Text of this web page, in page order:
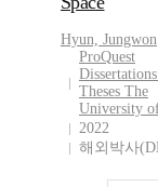
elementary
and teachers in
rural/suburban
conceptualize
social studies
pedagogy for
immigrant
school leaders’
facilitation of
culturally
pedagogy as
by the culturally
relevant
Hyun, Jungwon
ProQuest
Theses The
University
2022
해외박사